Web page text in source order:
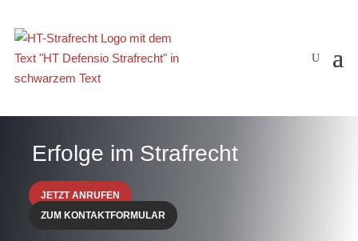
Erfolge im Strafrecht
JETZT ANRUFEN
ZUM KONTAKTFORMULAR